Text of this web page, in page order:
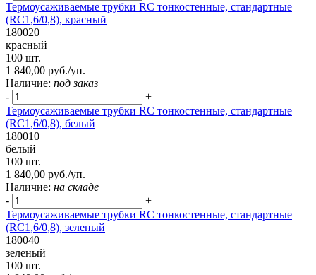
Термоусаживаемые трубки RC тонкостенные, стандартные
(RC1,6/0,8), красный
180020
красный
100 шт.
1 840,00 руб./уп.
Наличие: под заказ
-
+
Термоусаживаемые трубки RC тонкостенные, стандартные
(RC1,6/0,8), белый
180010
белый
100 шт.
1 840,00 руб./уп.
Наличие: на складе
-
+
Термоусаживаемые трубки RC тонкостенные, стандартные
(RC1,6/0,8), зеленый
180040
зеленый
100 шт.